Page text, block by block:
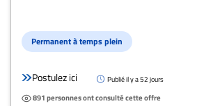
Permanent à temps plein
Postulez ici Publié il y a 52 jours
891 personnes ont consulté cette offre